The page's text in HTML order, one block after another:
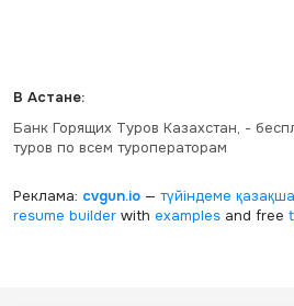
В Астане:
Банк Горящих Туров Казахстан, -
туров по всем туроператорам
Реклама: cvgun.io— түйіндеме қазақша
resume builderwith examplesand free